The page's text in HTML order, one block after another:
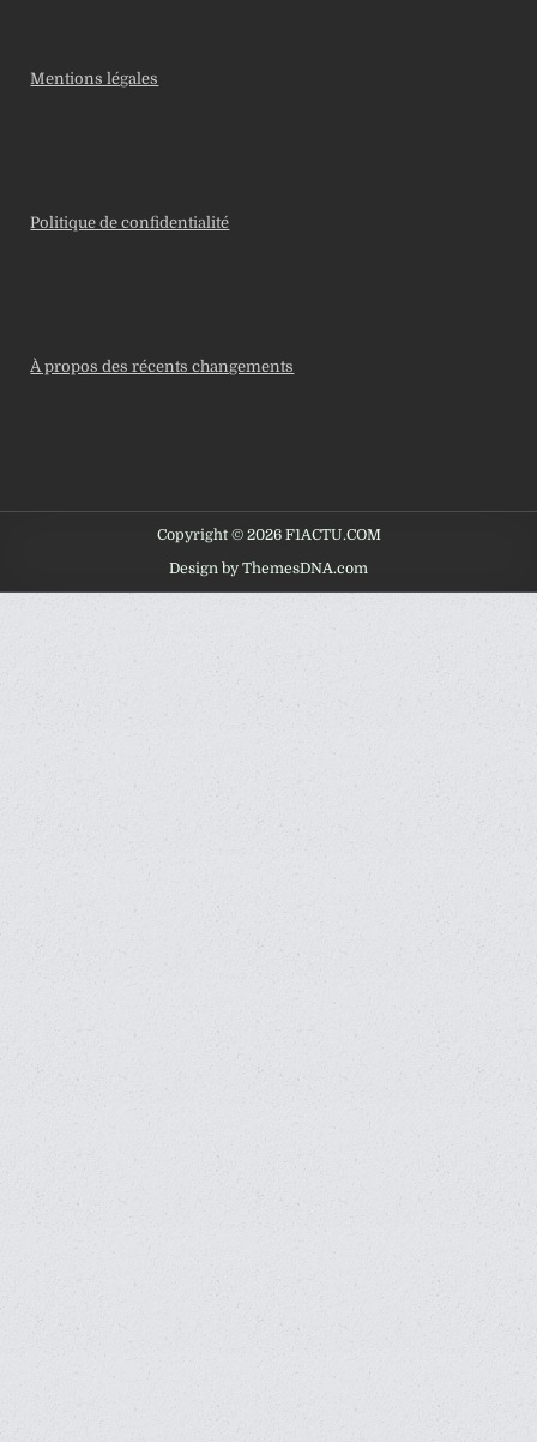
Mentions légales
Politique de confidentialité
À propos des récents changements
Copyright © 2026 F1ACTU.COM
Design by ThemesDNA.com